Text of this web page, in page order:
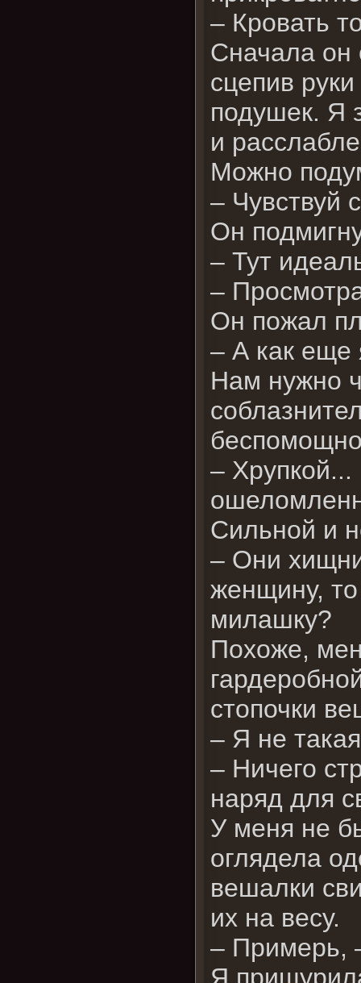
– Кровать
Сначала он
сцепив
подушек. Я
и
Можно
– Чувствуй
Он
– Тут
–
Он пожал
– А как еще
Нам нужно
–
Сильной и
– Они
женщину,
милашку?
Похоже,
стопочки
– Я не
– Ничего
наряд для
У меня не
оглядела
вешалки
их на весу.
– Примерь,
Я